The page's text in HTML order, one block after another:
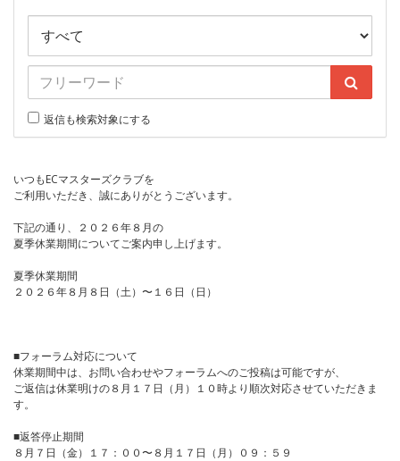
返信も検索対象にする
いつもECマスターズクラブを
ご利用いただき、誠にありがとうございます。
下記の通り、２０２６年８月の
夏季休業期間についてご案内申し上げます。
夏季休業期間
２０２６年８月８日（土）〜１６日（日）
■フォーラム対応について
休業期間中は、お問い合わせやフォーラムへのご投稿は可能ですが、
ご返信は休業明けの８月１７日（月）１０時より順次対応させていただきま
す。
■返答停止期間
８月７日（金）１７：００〜８月１７日（月）０９：５９